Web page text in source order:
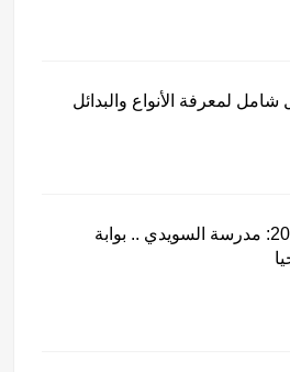
لمعرفة الأنواع والبدائل
بدائل الثانوية العامة 2026: مدرسة السويدي .. بوابة